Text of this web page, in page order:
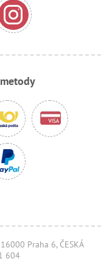
Praha 6, ČESKÁ
604